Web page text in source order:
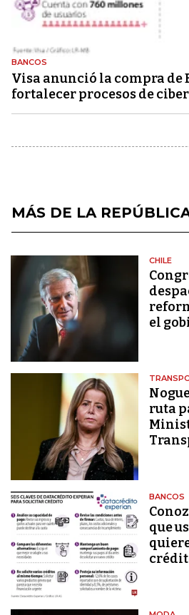
BANCOS
Visa anunció la compra de
fortalecer procesos de
MÁS DE LA
CHILE
el
ruta
BANCOS
que